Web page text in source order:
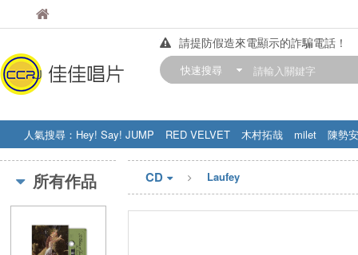
佳佳唱片
請提防假造來電顯示的詐騙電話！
【中華門市營業時間調整公告】
快速搜尋
人氣搜尋： Hey! Say! JUMP RED VELVET 木村拓哉 milet
陳勢安
STRAY KIDS
盧廣仲 周杰伦
所有作品 CD Laufey